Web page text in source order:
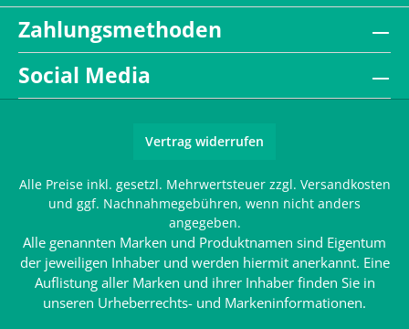
Zahlungsmethoden
Social Media
Vertrag widerrufen
Alle Preise inkl. gesetzl. Mehrwertsteuer zzgl. Versandkosten
und ggf. Nachnahmegebühren, wenn nicht anders
angegeben.
Alle genannten Marken und Produktnamen sind Eigentum
der jeweiligen Inhaber und werden hiermit anerkannt. Eine
Auflistung aller Marken und ihrer Inhaber finden Sie in
unseren Urheberrechts- und Markeninformationen.